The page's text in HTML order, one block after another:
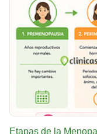
Etapas de la